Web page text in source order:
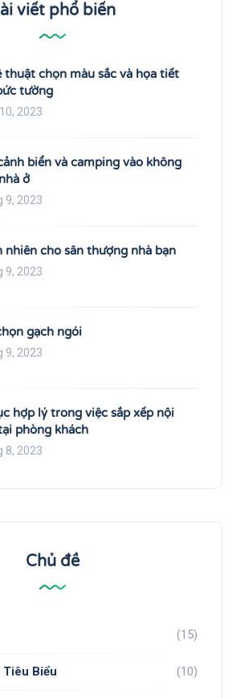
viết phổ biến
thuật chọn màu sắc và họa tiết
tường
2023
biển và camping vào không
ở
9, 2023
nhiên cho sân thượng nhà bạn
9, 2023
gạch ngói
9, 2023
hợp lý trong việc sắp xếp nội
phòng khách
8, 2023
Chủ đề
(15)
Biểu (10)